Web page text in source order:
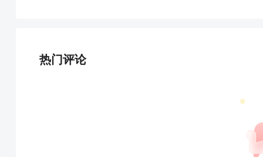
热门评论